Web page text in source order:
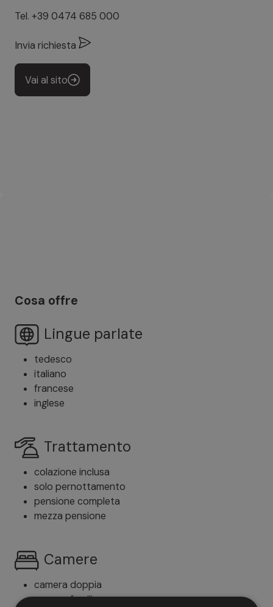
Tel. +39 0474 685 000
Invia richiesta
Vai al sito
Cosa offre
Lingue parlate
tedesco
italiano
francese
inglese
Trattamento
colazione inclusa
solo pernottamento
pensione completa
mezza pensione
Camere
camera doppia
camera familiare